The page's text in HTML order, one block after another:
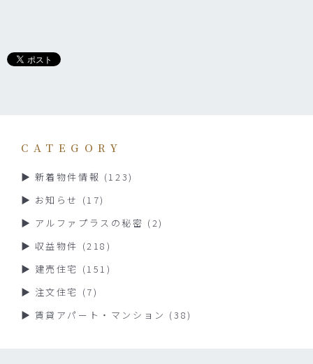
CATEGORY
新着物件情報 (123)
お知らせ (17)
アルファプラスの秘密 (2)
収益物件 (218)
建売住宅 (151)
注文住宅 (7)
賃貸アパート・マンション (38)